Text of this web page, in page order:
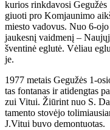
ku­rios rink­da­vo­si
giuo­ti pro Kom­jau­ni­mo
mies­to va­do­vus. Nuo 6-
jau­kes­nį vaid­me­nį –
šven­ti­nė eg­lu­tė. Vė­liau
je.
1977 me­tais Ge­gu­žės 1-
tas fon­ta­nas ir ati­deng­tas
zui Vi­tui. Žiū­rint nuo S.
ta­mento sto­vė­jo
J.Vi­tui bu­vo de­mon­tuo­tas.